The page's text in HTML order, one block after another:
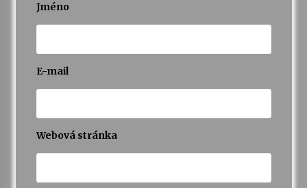
Jméno
E-mail
Webová stránka